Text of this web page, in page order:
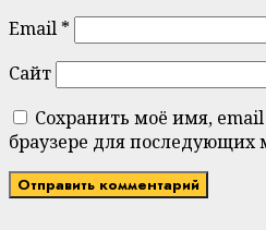
Email *
Сайт
Сохранить моё имя,
браузере для последующих